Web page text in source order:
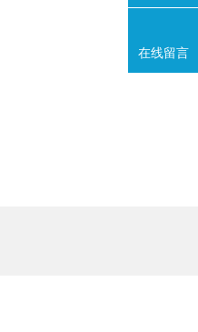
在线留言